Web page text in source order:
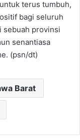
terus tumbuh,
bagi seluruh
sebuah provinsi
senantiasa
(psn/dt)
Barat